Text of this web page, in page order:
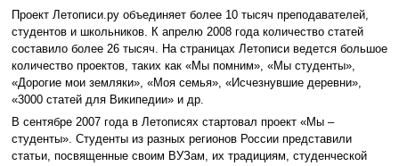
Проект Летописи.ру объединяет более 10 тысяч преподавателей,
студентов и школьников. К апрелю 2008 года количество статей
составило более 26 тысяч. На страницах Летописи ведется большое
количество проектов, таких как «Мы помним», «Мы студенты»,
«Дорогие мои земляки», «Моя семья», «Исчезнувшие деревни»,
«3000 статей для Википедии» и др.
В сентябре 2007 года в Летописях стартовал проект «Мы –
студенты». Студенты из разных регионов России представили
статьи, посвященные своим ВУЗам, их традициям, студенческой